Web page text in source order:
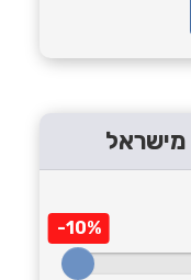
מישראל
-10%